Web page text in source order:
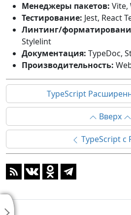
Менеджеры пакетов: Vite,
Тестирование: Jest, React
Линтинг/
Stylelint
Документация: TypeDoc,
Производительность:
TypeScript
Вверх
TypeScript с